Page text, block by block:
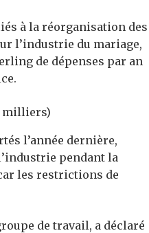
à la réorganisation des
l’industrie du mariage,
de dépenses par an
l’année dernière,
pendant la
les restrictions de
de travail, a déclaré